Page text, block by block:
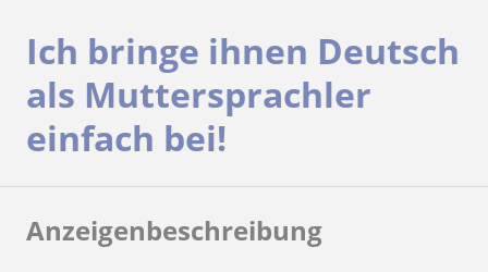
Ich bringe ihnen Deutsch
als Muttersprachler
einfach bei!
Anzeigenbeschreibung